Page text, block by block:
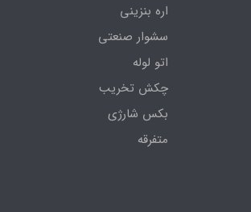
اره بنزینی
سشوار صنعتی
اتو لوله
چکش تخریب
بکس شارژی
متفرقه